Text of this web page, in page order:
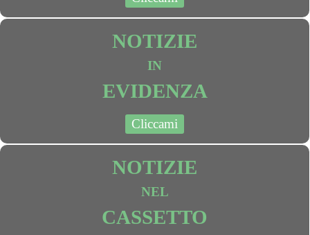
NOTIZIE
IN
EVIDENZA
Cliccami
NOTIZIE
NEL
CASSETTO